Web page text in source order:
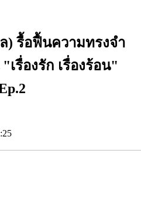
) รื้อฟื้นความทรงจำ
เรื่องรัก เรื่องร้อน"